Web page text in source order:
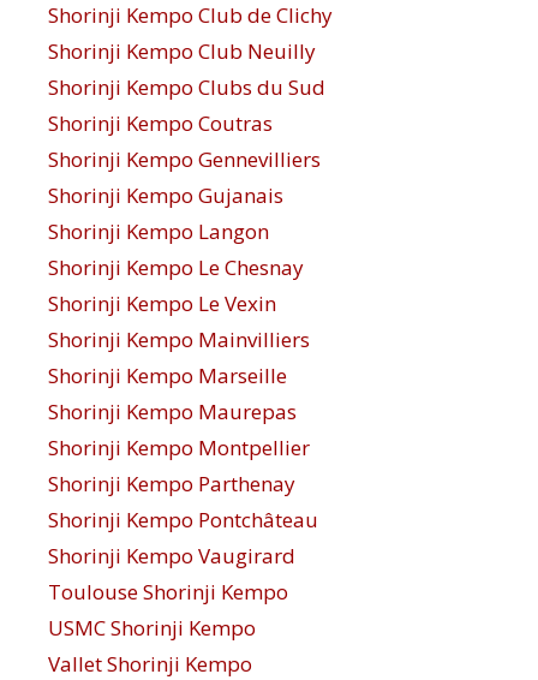
Shorinji Kempo Club de Clichy
Shorinji Kempo Club Neuilly
Shorinji Kempo Clubs du Sud
Shorinji Kempo Coutras
Shorinji Kempo Gennevilliers
Shorinji Kempo Gujanais
Shorinji Kempo Langon
Shorinji Kempo Le Chesnay
Shorinji Kempo Le Vexin
Shorinji Kempo Mainvilliers
Shorinji Kempo Marseille
Shorinji Kempo Maurepas
Shorinji Kempo Montpellier
Shorinji Kempo Parthenay
Shorinji Kempo Pontchâteau
Shorinji Kempo Vaugirard
Toulouse Shorinji Kempo
USMC Shorinji Kempo
Vallet Shorinji Kempo